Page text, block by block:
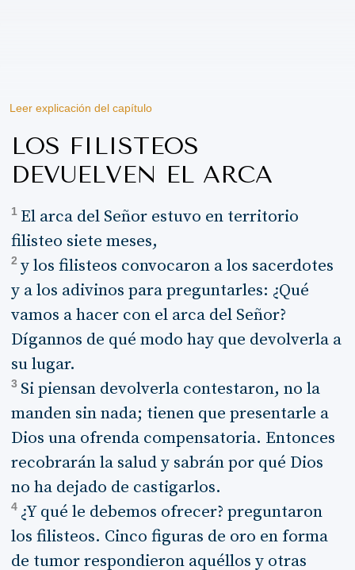
Leer explicación del capítulo
LOS FILISTEOS
DEVUELVEN EL ARCA
1 El arca del Señor estuvo en territorio
filisteo siete meses,
2 y los filisteos convocaron a los sacerdotes
y a los adivinos para preguntarles: ¿Qué
vamos a hacer con el arca del Señor?
Dígannos de qué modo hay que devolverla a
su lugar.
3 Si piensan devolverla contestaron, no la
manden sin nada; tienen que presentarle a
Dios una ofrenda compensatoria. Entonces
recobrarán la salud y sabrán por qué Dios
no ha dejado de castigarlos.
4 ¿Y qué le debemos ofrecer? preguntaron
los filisteos. Cinco figuras de oro en forma
de tumor respondieron aquéllos y otras